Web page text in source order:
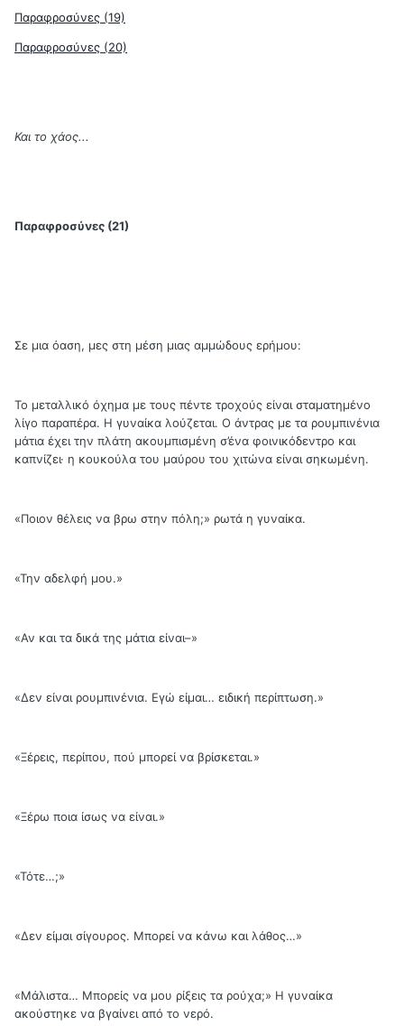
Παραφροσύνες (19)
Παραφροσύνες (20)
Και το χάος...
Παραφροσύνες (21)
Σε μια όαση, μες στη μέση μιας αμμώδους ερήμου:
Το μεταλλικό όχημα με τους πέντε τροχούς είναι σταματημένο
λίγο παραπέρα. Η γυναίκα λούζεται. Ο άντρας με τα ρουμπινένια
μάτια έχει την πλάτη ακουμπισμένη σ’ένα φοινικόδεντρο και
καπνίζει· η κουκούλα του μαύρου του χιτώνα είναι σηκωμένη.
«Ποιον θέλεις να βρω στην πόλη;» ρωτά η γυναίκα.
«Την αδελφή μου.»
«Αν και τα δικά της μάτια είναι–»
«Δεν είναι ρουμπινένια. Εγώ είμαι… ειδική περίπτωση.»
«Ξέρεις, περίπου, πού μπορεί να βρίσκεται.»
«Ξέρω ποια ίσως να είναι.»
«Τότε…;»
«Δεν είμαι σίγουρος. Μπορεί να κάνω και λάθος…»
«Μάλιστα… Μπορείς να μου ρίξεις τα ρούχα;» Η γυναίκα
ακούστηκε να βγαίνει από το νερό.